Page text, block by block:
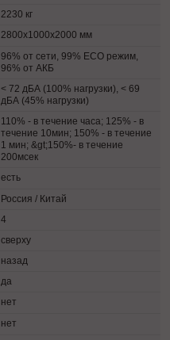
2230 кг
2800х1000х2000 мм
96% от сети, 99% ECO режим,
96% от АКБ
< 72 дБА (100% нагрузки), < 69
дБА (45% нагрузки)
110% - в течение часа; 125% - в
течение 10мин; 150% - в течение
1 мин; &gt;150%- в течение
200мсек
есть
Россия / Китай
4
сверху
назад
да
нет
нет